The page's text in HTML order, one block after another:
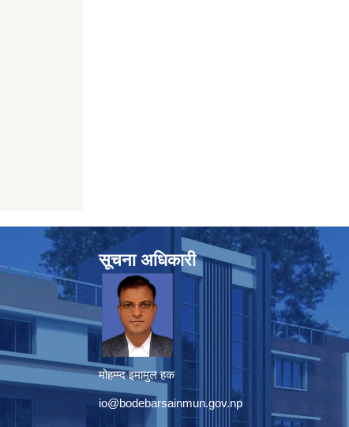
सूचना अधिकारी
मोहम्म्द इमामुल हक
io@bodebarsainmun.gov.np